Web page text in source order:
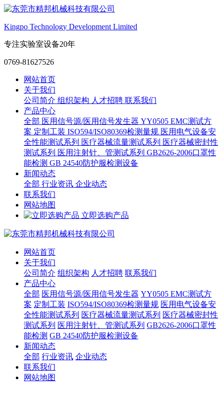
Kingpo Technology Development Limited
专注实验室设备20年
0769-81627526
网站首页
关于我们
公司简介 组织架构 人才招聘 联系我们
产品中心
全部 医用信号源/医用信号发生器 YY0505 EMC测试方
案 定制工装 ISO594/ISO80369检测量规 医用电气设备安
全性能测试系列 医疗器械流量测试系列 医疗器械密封性
测试系列 医用注射针、管测试系列 GB2626-2006口罩性
能检测 GB 24540防护服检测设备
新闻动态
全部 行业资讯 企业动态
联系我们
网站地图
立即选购产品
网站首页
关于我们
公司简介 组织架构 人才招聘 联系我们
产品中心
全部 医用信号源/医用信号发生器 YY0505 EMC测试方
案 定制工装 ISO594/ISO80369检测量规 医用电气设备安
全性能测试系列 医疗器械流量测试系列 医疗器械密封性
测试系列 医用注射针、管测试系列 GB2626-2006口罩性
能检测 GB 24540防护服检测设备
新闻动态
全部 行业资讯 企业动态
联系我们
网站地图